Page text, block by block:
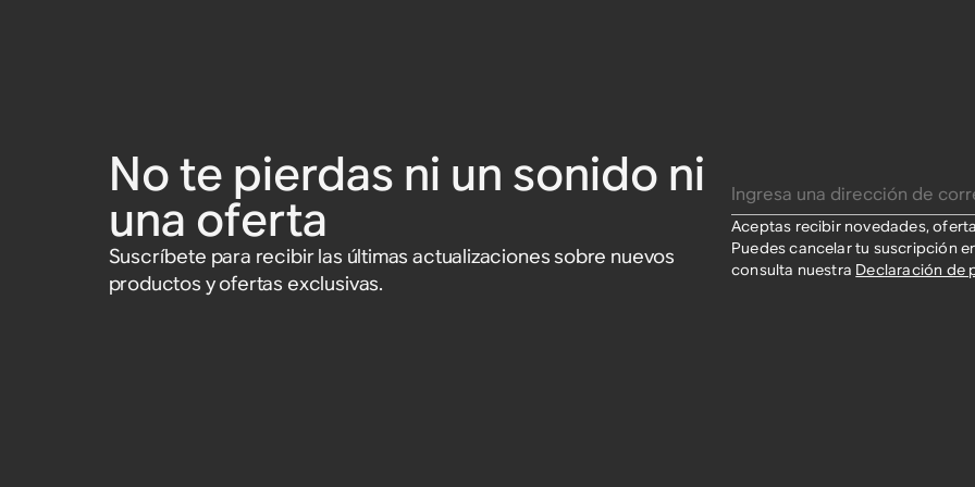
No te pierdas ni un sonido ni
una oferta
Suscríbete para recibir las últimas actualizaciones sobre nuevos
productos y ofertas exclusivas.
Aceptas recibir novedades,
Puedes cancelar tu suscripción
consulta nuestra Declaración de